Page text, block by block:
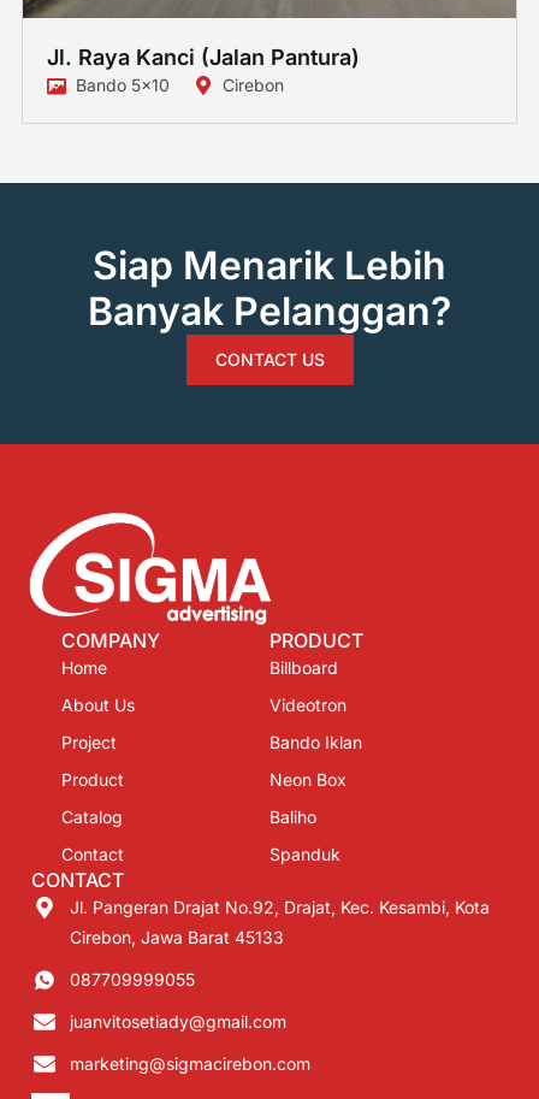
Jl. Raya Kanci (Jalan Pantura)
Bando 5x10 Cirebon
Siap Menarik Lebih
Banyak Pelanggan?
CONTACT US
COMPANY
Home
About Us
Project
Product
Catalog
Contact
PRODUCT
Billboard
Videotron
Bando Iklan
Neon Box
Baliho
Spanduk
CONTACT
Jl. Pangeran Drajat No.92, Drajat, Kec. Kesambi, Kota
Cirebon, Jawa Barat 45133
087709999055
juanvitosetiady@gmail.com
marketing@sigmacirebon.com